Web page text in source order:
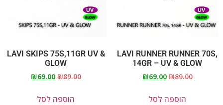
LAVI RUNNER RUNNER 70S,
14GR – UV & GLOW
₪89.00
₪69.00
הוספה לסל
LAVI SKIPS 75S,11GR UV &
GLOW
₪89.00
₪69.00
הוספה לסל